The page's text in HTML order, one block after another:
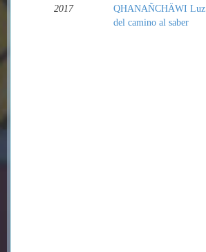
2017
QHANAÑCHÄWI Luz
del camino al saber